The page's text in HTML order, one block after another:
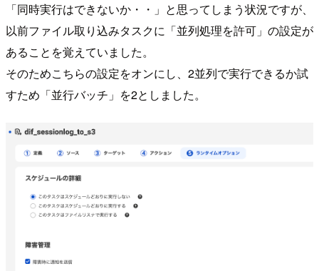
「同時実行はできないか・・」と思ってしまう状況ですが、
以前ファイル取り込みタスクに「並列処理を許可」の設定が
あることを覚えていました。
そのためこちらの設定をオンにし、2並列で実行できるか試
すため「並行バッチ」を2としました。